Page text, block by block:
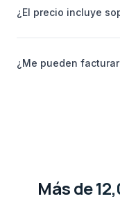
¿El precio incluye
¿Me pueden
Más de